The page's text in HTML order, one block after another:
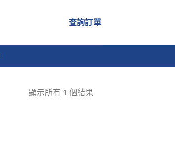
查詢訂單
顯示所有 1 個結果